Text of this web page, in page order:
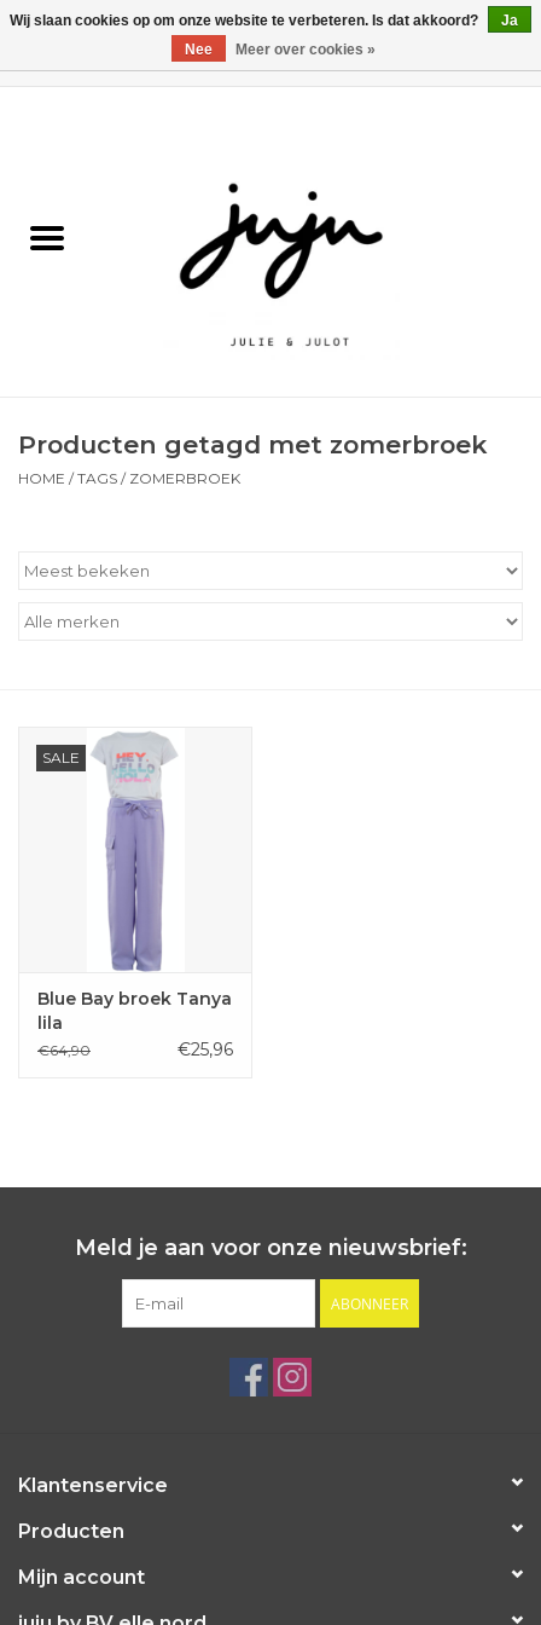
Kledij jongens
Schoenen
Cadeaubonnen
Producten getagd met zomerbroek
HOME /TAGS / ZOMERBROEK
SALE
Blue Bay broek Tanya
lila
€64,90 €25,96
Meld je aan voor onze nieuwsbrief:
ABONNEER
Klantenservice
Producten
Mijn account
Wij slaan cookies op om onze website te verbeteren. Is dat akkoord?
Ja
Nee
Meer over cookies »